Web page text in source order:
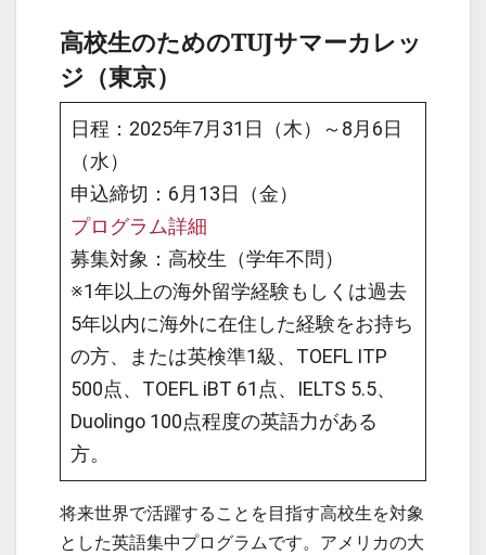
高校生のためのTUJサマーカレッ
ジ（東京）
日程：2025年7月31日（木）～8月6日
（水）
申込締切：6月13日（金）
プログラム詳細
募集対象：高校生（学年不問）
※1年以上の海外留学経験もしくは過去
5年以内に海外に在住した経験をお持ち
の方、または英検準1級、TOEFL ITP
500点、TOEFL iBT 61点、IELTS 5.5、
Duolingo 100点程度の英語力がある
方。
将来世界で活躍することを目指す高校生を対象
とした英語集中プログラムです。アメリカの大